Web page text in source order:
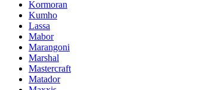
Kormoran
Kumho
Lassa
Mabor
Marangoni
Marshal
Mastercraft
Matador